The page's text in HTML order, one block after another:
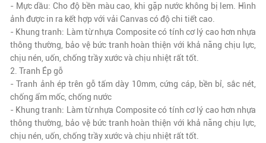
- Mực dầu: Cho độ bền màu cao, khi gặp nước không bị lem. Hình
ảnh được in ra kết hợp với vải Canvas có độ chi tiết cao.
- Khung tranh: Làm từ nhựa Composite có tính cơ lý cao hơn nhựa
thông thường, bảo vệ bức tranh hoàn thiện với khả năng chịu lực,
chịu nén, uốn, chống trầy xước và chịu nhiệt rất tốt.
2. Tranh Ép gỗ
- Tranh ảnh ép trên gỗ tấm dày 10mm, cứng cáp, bền bỉ, sắc nét,
chống ẩm mốc, chống nước
- Khung tranh: Làm từ nhựa Composite có tính cơ lý cao hơn nhựa
thông thường, bảo vệ bức tranh hoàn thiện với khả năng chịu lực,
chịu nén, uốn, chống trầy xước và chịu nhiệt rất tốt.